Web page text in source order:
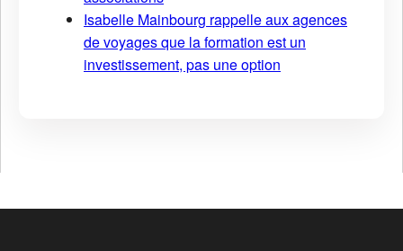
Isabelle Mainbourg rappelle aux agences
de voyages que la formation est un
investissement, pas une option